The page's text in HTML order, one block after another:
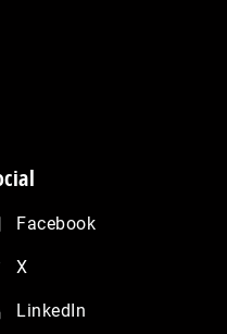
Facebook
X
LinkedIn